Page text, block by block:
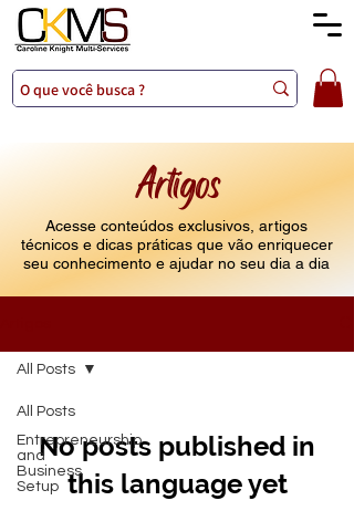
Artigos
Acesse conteúdos exclusivos, artigos
técnicos e dicas práticas que vão enriquecer
seu conhecimento e ajudar no seu dia a dia
All Posts
Entrepreneurship
and
Business
Setup
All Posts
No posts published in
this language yet